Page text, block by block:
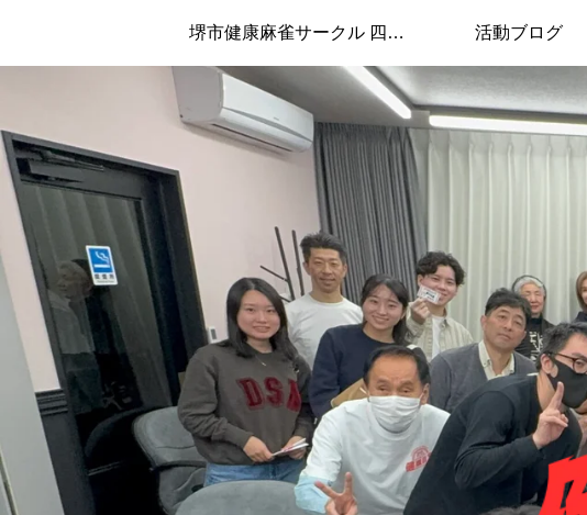
堺市健康麻雀サークル 四兄弟について 活動ブログ